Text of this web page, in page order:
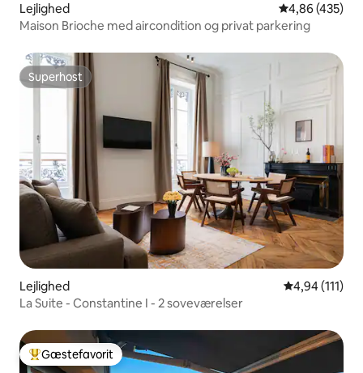
Lejlighed 4,86 ud af 5 i
4,86 (435)
Maison Brioche med aircondition og privat parkering
Superhost
Superhost
Lejlighed 4,94 ud af 5 i
4,94 (111)
La Suite - Constantine I - 2 soveværelser
Bedste gæstefavorit
Gæstefavorit